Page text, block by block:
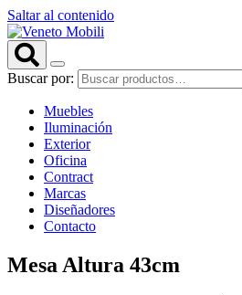
Saltar al contenido
Buscar por:
Muebles
Iluminación
Exterior
Oficina
Contract
Marcas
Diseñadores
Contacto
Mesa Altura 43cm